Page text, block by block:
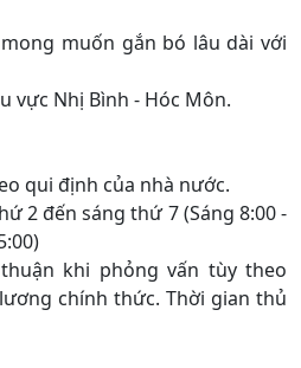
muốn gắn bó lâu dài với
vực Nhị Bình - Hóc Môn.
qui định của nhà nước.
2 đến sáng thứ 7 (Sáng 8:00 -
khi phỏng vấn tùy theo
chính thức. Thời gian thủ